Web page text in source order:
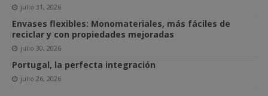
julio 31, 2026
Envases flexibles: Monomateriales, más fáciles de
reciclar y con propiedades mejoradas
julio 30, 2026
Portugal, la perfecta integración
julio 26, 2026